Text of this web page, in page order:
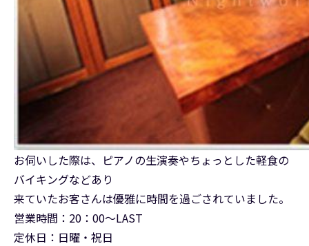
お伺いした際は、ピアノの生演奏やちょっとした軽食の
バイキングなどあり
来ていたお客さんは優雅に時間を過ごされていました。
営業時間：20：00～LAST
定休日：日曜・祝日